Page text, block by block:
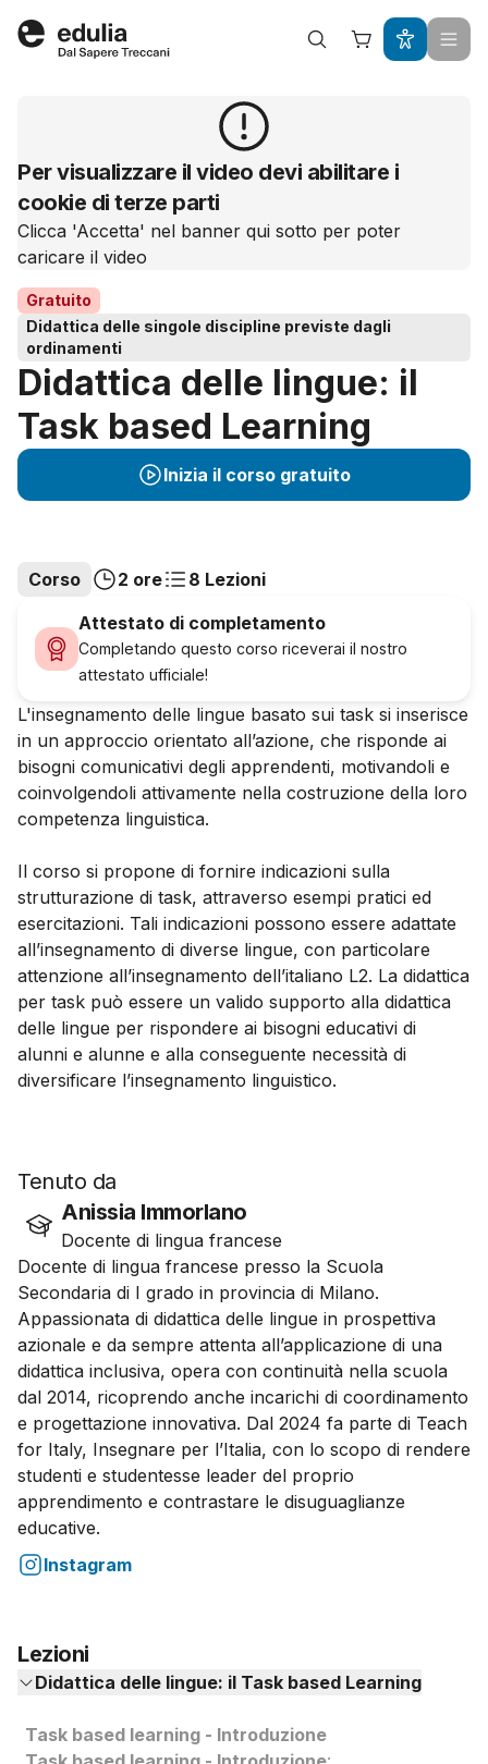
Edulia
Per visualizzare il video devi abilitare i
cookie di terze parti
Clicca 'Accetta' nel banner qui sotto per poter
caricare il video
Gratuito
Didattica delle singole discipline previste dagli
ordinamenti
Didattica delle lingue: il
Task based Learning
Inizia il corso gratuito
Corso 2 ore
8 Lezioni
Attestato di completamento
Completando questo corso riceverai il nostro
attestato ufficiale!
L'insegnamento delle lingue basato sui task si inserisce
in un approccio orientato all’azione, che risponde ai
bisogni comunicativi degli apprendenti, motivandoli e
coinvolgendoli attivamente nella costruzione della loro
competenza linguistica.
Il corso si propone di fornire indicazioni sulla
strutturazione di task, attraverso esempi pratici ed
esercitazioni. Tali indicazioni possono essere adattate
all’insegnamento di diverse lingue, con particolare
attenzione all’insegnamento dell’italiano L2. La didattica
per task può essere un valido supporto alla didattica
delle lingue per rispondere ai bisogni educativi di
alunni e alunne e alla conseguente necessità di
diversificare l’insegnamento linguistico.
Tenuto da
Anissia Immorlano
Docente di lingua francese
Docente di lingua francese presso la Scuola
Secondaria di I grado in provincia di Milano.
Appassionata di didattica delle lingue in prospettiva
azionale e da sempre attenta all’applicazione di una
didattica inclusiva, opera con continuità nella scuola
dal 2014, ricoprendo anche incarichi di coordinamento
e progettazione innovativa. Dal 2024 fa parte di Teach
for Italy, Insegnare per l’Italia, con lo scopo di rendere
studenti e studentesse leader del proprio
apprendimento e contrastare le disuguaglianze
educative.
Instagram
Lezioni
Didattica delle lingue: il Task based Learning
Task based learning - Introduzione